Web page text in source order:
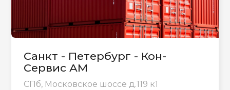
Санкт - Петербург - Кон-
Сервис АМ
СПб, Московское шоссе д.119 к1